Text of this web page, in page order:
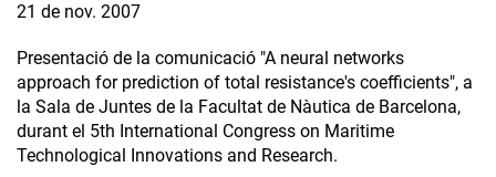
21 de nov. 2007
Presentació de la comunicació "A neural networks
approach for prediction of total resistance's coefficients", a
la Sala de Juntes de la Facultat de Nàutica de Barcelona,
durant el 5th International Congress on Maritime
Technological Innovations and Research.